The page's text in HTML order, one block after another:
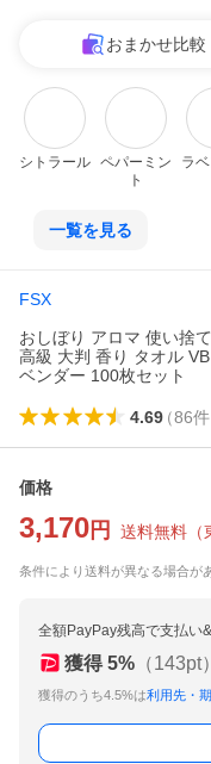
おまかせ比較
シトラール ペパーミン
ト
ラ
一覧を見る
FSX
おしぼり アロマ 使い捨
高級 大判 香り タオル
ベンダー 100枚セット
4.69（86件
価格
3,170 円 送料無料 （
条件により送料が異なる場合が
全額PayPay残高で支払い
獲得 5% （143pt）
獲得のうち4.5%は利用先・